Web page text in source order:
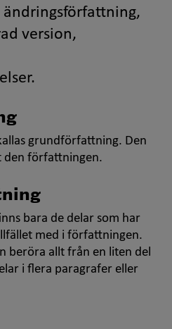
version,
grundförfattning. Den
den författningen.
bara de delar som har
med i författningen.
beröra allt från en liten del
i flera paragrafer eller